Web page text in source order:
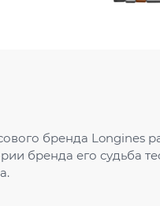
бренда Longines
бренда его судьба